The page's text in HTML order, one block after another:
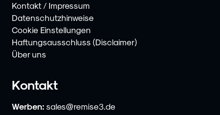
Kontakt / Impressum
Datenschutzhinweise
Cookie Einstellungen
Haftungsausschluss (Disclaimer)
Über uns
Kontakt
Werben: sales@remise3.de